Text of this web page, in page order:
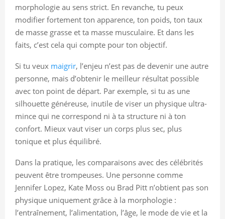
morphologie au sens strict. En revanche, tu peux
modifier fortement ton apparence, ton poids, ton taux
de masse grasse et ta masse musculaire. Et dans les
faits, c’est cela qui compte pour ton objectif.
Si tu veux maigrir, l’enjeu n’est pas de devenir une autre
personne, mais d’obtenir le meilleur résultat possible
avec ton point de départ. Par exemple, si tu as une
silhouette généreuse, inutile de viser un physique ultra-
mince qui ne correspond ni à ta structure ni à ton
confort. Mieux vaut viser un corps plus sec, plus
tonique et plus équilibré.
Dans la pratique, les comparaisons avec des célébrités
peuvent être trompeuses. Une personne comme
Jennifer Lopez, Kate Moss ou Brad Pitt n’obtient pas son
physique uniquement grâce à la morphologie :
l’entraînement, l’alimentation, l’âge, le mode de vie et la